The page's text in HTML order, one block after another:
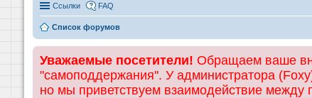
Ссылки FAQ
Список форумов
Уважаемые посетители! Обращаем ваше
"самоподдержания". У администратора
но мы приветствуем взаимодействие между